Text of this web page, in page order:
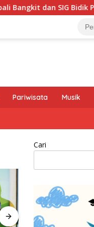
dan SIG Bidik
Pariwisata Musik
Cari